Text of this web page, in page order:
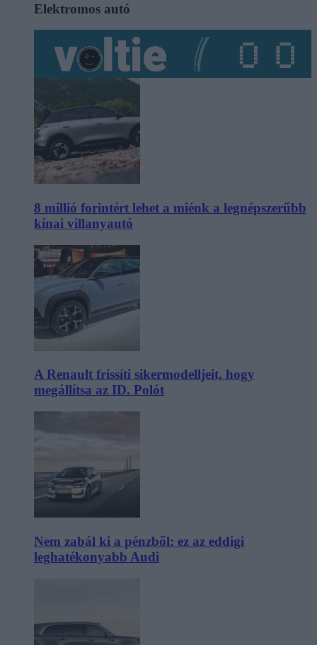
Elektromos autó
8 millió forintért lehet a miénk a legnépszerűbb
kínai villanyautó
A Renault frissíti sikermodelljeit, hogy
megállítsa az ID. Polót
Nem zabál ki a pénzből: ez az eddigi
leghatékonyabb Audi